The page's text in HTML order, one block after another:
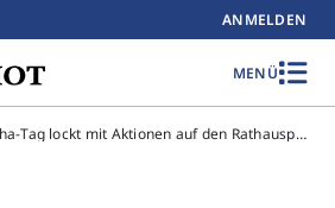
ANMELDEN
MENÜ
Rikscha-Tag lockt mit Aktionen auf den Rathausplatz in Lippstadt